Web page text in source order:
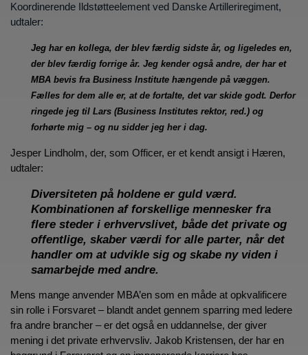
Koordinerende Ildstøtteelement ved Danske Artilleriregiment,
udtaler:
Jeg har en kollega, der blev færdig sidste år, og ligeledes en,
der blev færdig forrige år. Jeg kender også andre, der har et
MBA bevis fra Business Institute hængende på væggen.
Fælles for dem alle er, at de fortalte, det var skide godt. Derfor
ringede jeg til Lars (Business Institutes rektor, red.) og
forhørte mig – og nu sidder jeg her i dag.
Jesper Lindholm, der, som Officer, er et kendt ansigt i Hæren,
udtaler:
Diversiteten på holdene er guld værd.
Kombinationen af forskellige mennesker fra
flere steder i erhvervslivet, både det private og
offentlige, skaber værdi for alle parter, når det
handler om at udvikle sig og skabe ny viden i
samarbejde med andre.
Mens mange anvender MBA’en som en måde at opkvalificere
sin rolle i Forsvaret – blandt andet gennem sparring med ledere
fra andre brancher – er det også en uddannelse, der giver
mening i det private erhvervsliv. Jakob Kristensen, der har en